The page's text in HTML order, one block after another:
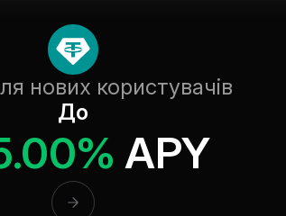
нових користувачів
До
APY